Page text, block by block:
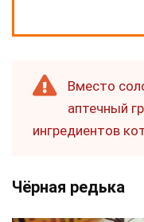
Вместо
аптечный
ингредиентов
Чёрная редька